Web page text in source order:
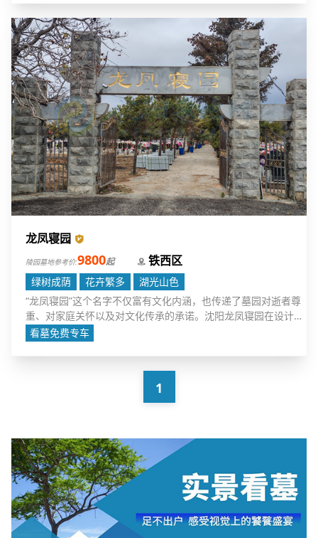
龙凤寝园
陵园墓地参考价:9800起 铁西区
绿树成荫 花卉繁多
湖光山色
“龙凤寝园”这个名字不仅富有文化内涵，也传递了墓园对逝者尊
重、对家庭关怀以及对文化传承的承诺。沈阳龙凤寝园在设计上
充分考虑到堪舆理念，力求为逝者提供一个安宁、和谐的安息之
地。
看墓免费专车
1